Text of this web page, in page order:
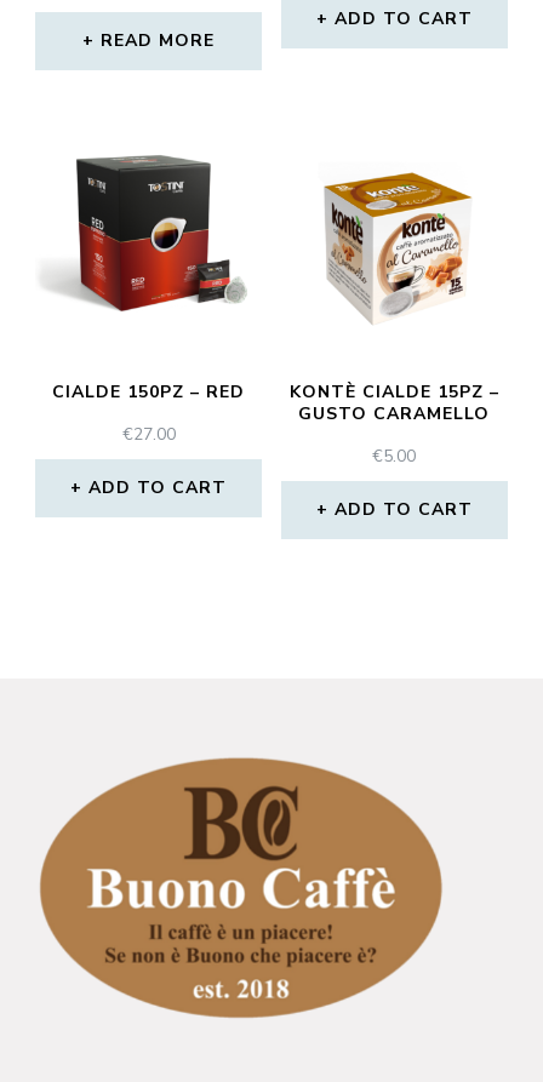
READ MORE
ADD TO CART
CIALDE 150PZ – RED
€27.00
ADD TO CART
KONTÈ CIALDE 15PZ –
GUSTO CARAMELLO
€5.00
ADD TO CART